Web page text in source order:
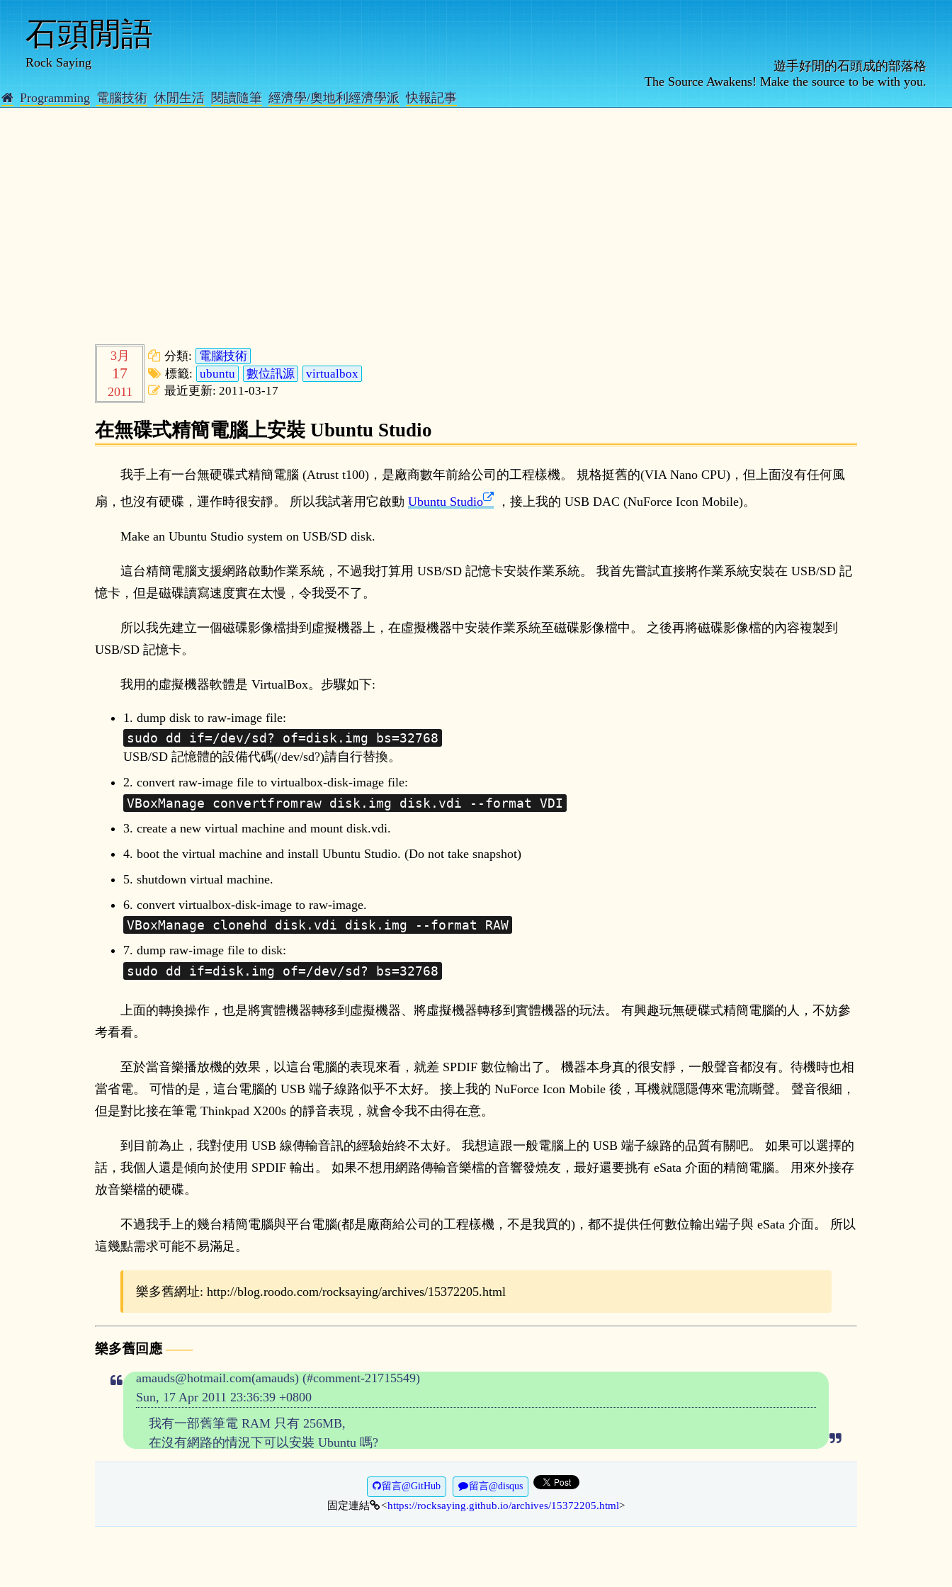
石頭閒語
Rock Saying
遊手好閒的石頭成的部落格
The Source Awakens! Make the source to be with you.
 Programming 電腦技術 休閒生活 閱讀隨筆 經濟學/奧地利經濟學派 快報記事
3月
17
2011
分類:
電腦技術
標籤: ubuntu 數位訊源
virtualbox
最近更新: 2011-03-17
在無碟式精簡電腦上安裝 Ubuntu Studio
我手上有一台無硬碟式精簡電腦 (Atrust t100)，是廠商數年前給公司的工程樣機。 規格挺舊的(VIA Nano CPU)，但上面沒有任何風
扇，也沒有硬碟，運作時很安靜。 所以我試著用它啟動Ubuntu Studio ，接上我的 USB DAC (NuForce Icon Mobile)。
Make an Ubuntu Studio system on USB/SD disk.
這台精簡電腦支援網路啟動作業系統，不過我打算用 USB/SD 記憶卡安裝作業系統。 我首先嘗試直接將作業系統安裝在 USB/SD 記
憶卡，但是磁碟讀寫速度實在太慢，令我受不了。
所以我先建立一個磁碟影像檔掛到虛擬機器上，在虛擬機器中安裝作業系統至磁碟影像檔中。 之後再將磁碟影像檔的內容複製到
USB/SD 記憶卡。
我用的虛擬機器軟體是 VirtualBox。步驟如下:
1. dump disk to raw-image file:
sudo dd if=/dev/sd? of=disk.img bs=32768
USB/SD 記憶體的設備代碼(/dev/sd?)請自行替換。
2. convert raw-image file to virtualbox-disk-image file:
VBoxManage convertfromraw disk.img disk.vdi --format VDI
3. create a new virtual machine and mount disk.vdi.
4. boot the virtual machine and install Ubuntu Studio. (Do not take snapshot)
5. shutdown virtual machine.
6. convert virtualbox-disk-image to raw-image.
VBoxManage clonehd disk.vdi disk.img --format RAW
7. dump raw-image file to disk:
sudo dd if=disk.img of=/dev/sd? bs=32768
上面的轉換操作，也是將實體機器轉移到虛擬機器、將虛擬機器轉移到實體機器的玩法。 有興趣玩無硬碟式精簡電腦的人，不妨參
考看看。
至於當音樂播放機的效果，以這台電腦的表現來看，就差 SPDIF 數位輸出了。 機器本身真的很安靜，一般聲音都沒有。待機時也相
當省電。 可惜的是，這台電腦的 USB 端子線路似乎不太好。 接上我的 NuForce Icon Mobile 後，耳機就隱隱傳來電流嘶聲。 聲音很細，
但是對比接在筆電 Thinkpad X200s 的靜音表現，就會令我不由得在意。
到目前為止，我對使用 USB 線傳輸音訊的經驗始終不太好。 我想這跟一般電腦上的 USB 端子線路的品質有關吧。 如果可以選擇的
話，我個人還是傾向於使用 SPDIF 輸出。 如果不想用網路傳輸音樂檔的音響發燒友，最好還要挑有 eSata 介面的精簡電腦。 用來外接存
放音樂檔的硬碟。
不過我手上的幾台精簡電腦與平台電腦(都是廠商給公司的工程樣機，不是我買的)，都不提供任何數位輸出端子與 eSata 介面。 所以
這幾點需求可能不易滿足。
樂多舊網址: http://blog.roodo.com/rocksaying/archives/15372205.html
樂多舊回應
amauds@hotmail.com(amauds) (#comment-21715549)
Sun, 17 Apr 2011 23:36:39 +0800
我有一部舊筆電 RAM 只有 256MB,
在沒有網路的情況下可以安裝 Ubuntu 嗎?
留言@GitHub 留言@disqus
固定連結 <https://rocksaying.github.io/archives/15372205.html>